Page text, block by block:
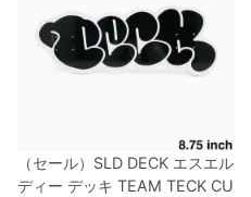
（セール） SLD DECK エスエル
ディー デッキ TEAM TECK CU